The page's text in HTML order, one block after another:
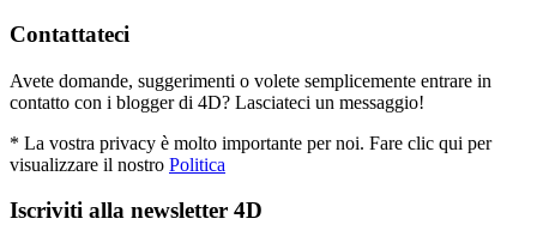
Contattateci
Avete domande, suggerimenti o volete semplicemente entrare in
contatto con i blogger di 4D? Lasciateci un messaggio!
* La vostra privacy è molto importante per noi. Fare clic qui per
visualizzare il nostro Politica
Iscriviti alla newsletter 4D